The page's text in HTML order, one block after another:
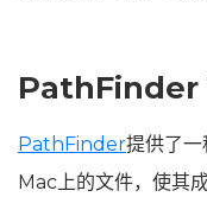
PathFinder
PathFinder提供了
Mac上的文件，使其